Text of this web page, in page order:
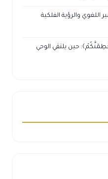
والرؤية الفلكية
حين يلتقي الوحي